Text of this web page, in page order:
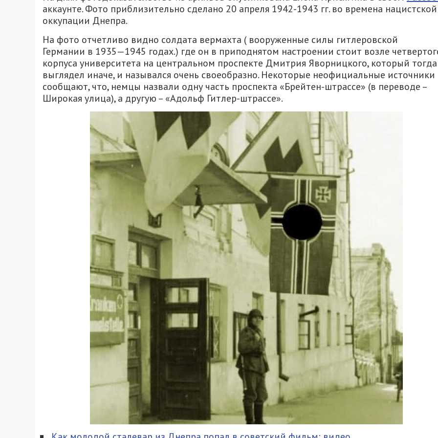
аккаунте. Фото приблизительно сделано 20 апреля 1942-1943 гг. во времена нацистской
оккупации Днепра.
На фото отчетливо видно солдата вермахта ( вооруженные силы гитлеровской
Германии в 1935—1945 годах.) где он в приподнятом настроении стоит возле
корпуса университета на центральном проспекте Дмитрия Яворницкого, который тогда
выглядел иначе, и назывался очень своеобразно. Некоторые неофициальные источники
сообщают, что, немцы назвали одну часть проспекта «Брейтен-штрассе» (в переводе –
Широкая улица), а другую – «Адольф Гитлер-штрассе».